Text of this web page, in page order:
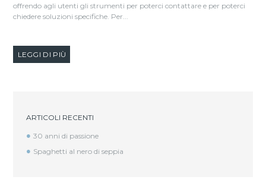
offrendo agli utenti gli strumenti per poterci contattare e per poterci
chiedere soluzioni specifiche. Per...
LEGGI DI PIÙ
ARTICOLI RECENTI
30 anni di passione
Spaghetti al nero di seppia